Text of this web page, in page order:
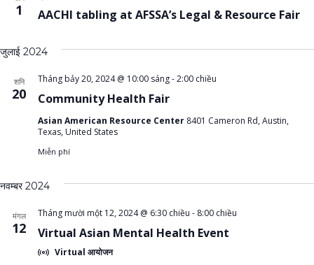
1 AACHI tabling at AFSSA’s Legal & Resource Fair
जुलाई 2024
शनि
20 Community Health Fair
Tháng bảy 20, 2024 @ 10:00 sáng-2:00 chiều
Asian American Resource Center 8401 Cameron Rd, Austin,
Texas, United States
Miễn phí
नवम्बर 2024
मंगल
12 Virtual Asian Mental Health Event
Tháng mười một 12, 2024 @ 6:30 chiều - 8:00 chiều
Virtual आयोजन